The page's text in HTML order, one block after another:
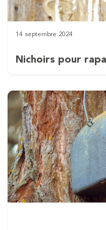
14 septembre 2024
Nichoirs pour